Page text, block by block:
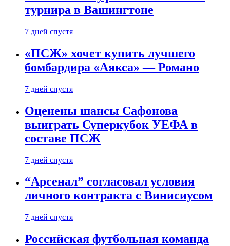
турнира в Вашингтоне
7 дней спустя
«ПСЖ» хочет купить лучшего
бомбардира «Аякса» — Романо
7 дней спустя
Оценены шансы Сафонова
выиграть Суперкубок УЕФА в
составе ПСЖ
7 дней спустя
“Арсенал” согласовал условия
личного контракта с Винисиусом
7 дней спустя
Российская футбольная команда